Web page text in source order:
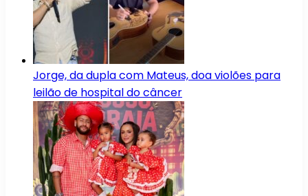
Jorge, da dupla com Mateus, doa violões para
leilão de hospital do câncer